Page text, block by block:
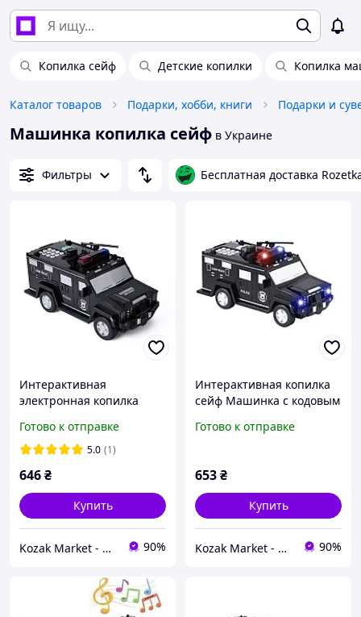
Копилка сейф Детские копилки Копилка
Каталог товаров Подарки, хобби, книги Подарки и
Машинка копилка сейф в Украине
Фильтры Бесплатная доставка
Интерактивная
электронная копилка
замком Топ продаж
Готово к отправке
5.0 (1)
646₴
Купить
Kozak Market - Магазин техники и аксессуаров 90%
Интерактивная копилка
сейф Машинка с кодовым
Готово к отправке
653₴
Купить
Kozak Market - Магазин техники и аксессуаров 90%